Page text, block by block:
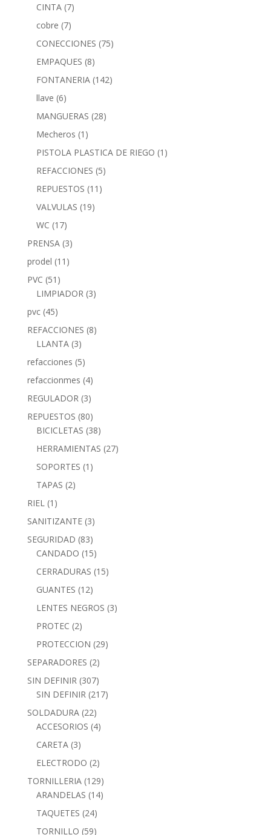
CINTA (7)
cobre (7)
CONECCIONES (75)
EMPAQUES (8)
FONTANERIA (142)
llave (6)
MANGUERAS (28)
Mecheros (1)
PISTOLA PLASTICA DE RIEGO (1)
REFACCIONES (5)
REPUESTOS (11)
VALVULAS (19)
WC (17)
PRENSA (3)
prodel (11)
PVC (51)
LIMPIADOR (3)
pvc (45)
REFACCIONES (8)
LLANTA (3)
refacciones (5)
refaccionmes (4)
REGULADOR (3)
REPUESTOS (80)
BICICLETAS (38)
HERRAMIENTAS (27)
SOPORTES (1)
TAPAS (2)
RIEL (1)
SANITIZANTE (3)
SEGURIDAD (83)
CANDADO (15)
CERRADURAS (15)
GUANTES (12)
LENTES NEGROS (3)
PROTEC (2)
PROTECCION (29)
SEPARADORES (2)
SIN DEFINIR (307)
SIN DEFINIR (217)
SOLDADURA (22)
ACCESORIOS (4)
CARETA (3)
ELECTRODO (2)
TORNILLERIA (129)
ARANDELAS (14)
TAQUETES (24)
TORNILLO (59)